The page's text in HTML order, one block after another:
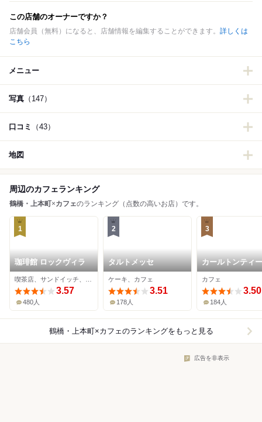
この店舗のオーナーですか？
店舗会員（無料）になると、店舗情報を編集することができます。 詳しくは
こちら
メニュー
写真 （147）
口コミ （43）
地図
周辺のカフェランキング
鶴橋・上本町×カフェのランキング（点数の高いお店）です。
1
珈琲館 ロックヴィラ
3.57
480人
2
タルトメッセ
ケーキ、カフェ
3.51
178人
3
カールトンティ
ス
カフェ
3.50
184人
鶴橋・上本町×カフェのランキングをもっと見る
広告を非表示